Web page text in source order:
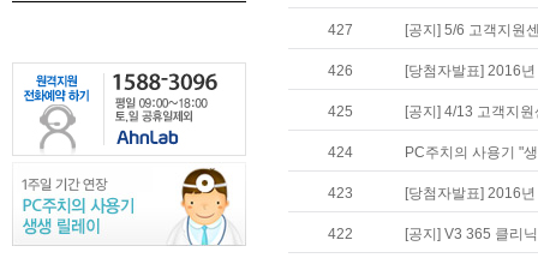
427 [공지] 5/6 고객지원
426 [당첨자발표] 2016
425 [공지] 4/13 고객지
424 PC주치의 사용기 "
423 [당첨자발표] 2016
422 [공지] V3 365 클리